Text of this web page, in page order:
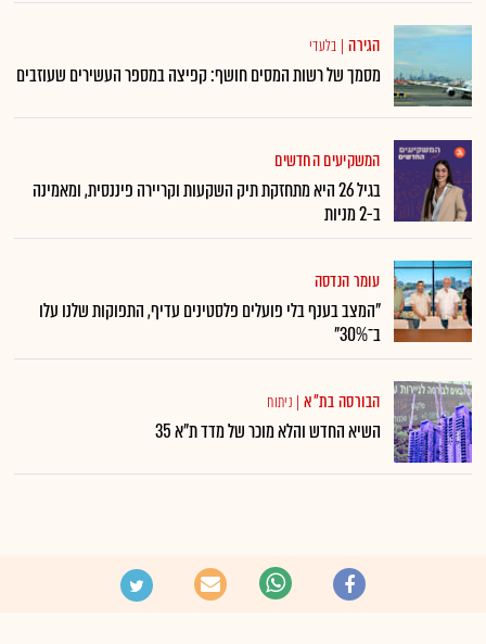
הגירה | בלעדי
מסמך של רשות המסים חושף: קפיצה במספר העשירים שעוזבים
המשקיעים החדשים
בגיל 26 היא מתחזקת תיק השקעות וקריירה פיננסית, ומאמינה
ב-2 מניות
עומר הנדסה
"המצב בענף בלי פועלים פלסטינים עדיף, התפוקות שלנו עלו
ב־30%"
הבורסה בת"א | ניתוח
השיא החדש והלא מוכר של מדד ת"א 35